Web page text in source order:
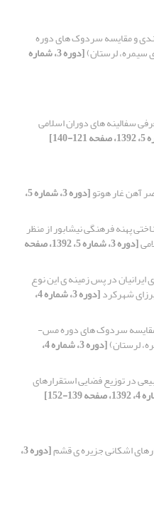
و مقایسه سردوک های دوره
لرستان) [دوره 3، شماره
سفالینه های دوران اسلامی
آهن غار هوتو [دوره 3، شماره 5،
پهنه فرهنگی نیشابور از منظر
[دوره 3، شماره 5، 1392، صفحه
در پس زمینه ی این نوع
شهرکرد [دوره 3، شماره 4،
سردوک های دوره مس-
لرستان) [دوره 3، شماره 4،
در توزیع فضایی استقرارهای
اشکانی جزیره ی قشم [دوره 3،